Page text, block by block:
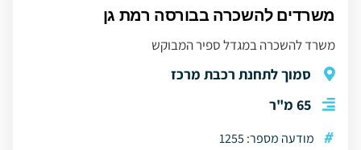
משרדים להשכרה בבורסה רמת גן
משרד להשכרה במגדל ספיר המבוקש
סמוך לתחנת רכבת מרכז
65 מ"ר
# מודעה מספר: 1255